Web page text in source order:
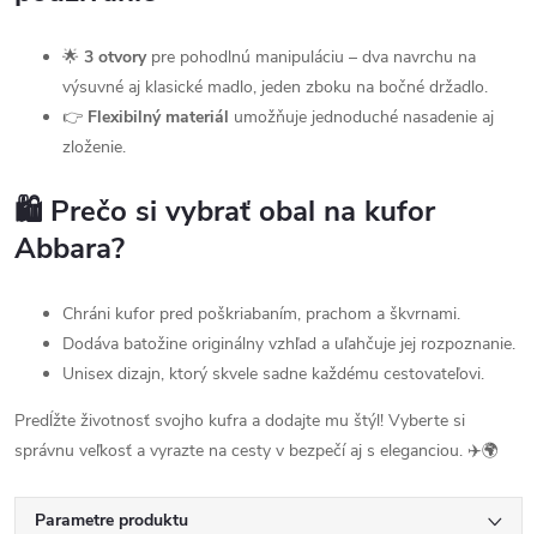
🌟 3 otvorypre pohodlnú manipuláciu – dva navrchu na
výsuvné aj klasické madlo, jeden zboku na bočné držadlo.
👉 Flexibilný materiál umožňuje jednoduché nasadenie aj
zloženie.
🛍️ Prečo si vybrať obal na kufor
Abbara?
Chráni kufor pred poškriabaním, prachom a škvrnami.
Dodáva batožine originálny vzhľad a uľahčuje jej rozpoznanie.
Unisex dizajn, ktorý skvele sadne každému cestovateľovi.
Predĺžte životnosť svojho kufra a dodajte mu štýl! Vyberte si
správnu veľkosť a vyrazte na cesty v bezpečí aj s eleganciou. ✈️🌍
Parametre produktu